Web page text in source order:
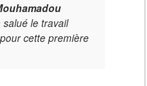
salué le travail
cette première